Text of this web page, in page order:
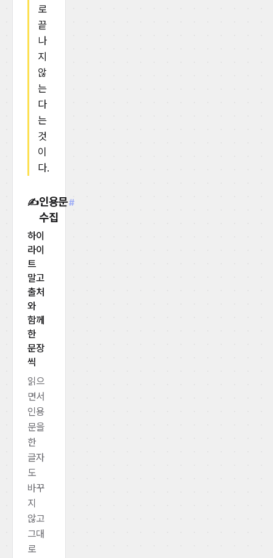
로
끝
나
지
않
는
다
는
것
이
다.
✍️인용문
수집
#
하이
라이
트
말고
출처
와
함께
한
문장
씩
읽으
면서
인용
문을
한
글자
도
바꾸
지
않고
그대
로